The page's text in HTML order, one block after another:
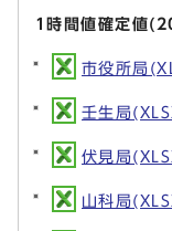
1時間値確定値
市役所局
壬生局
伏見局
山科局